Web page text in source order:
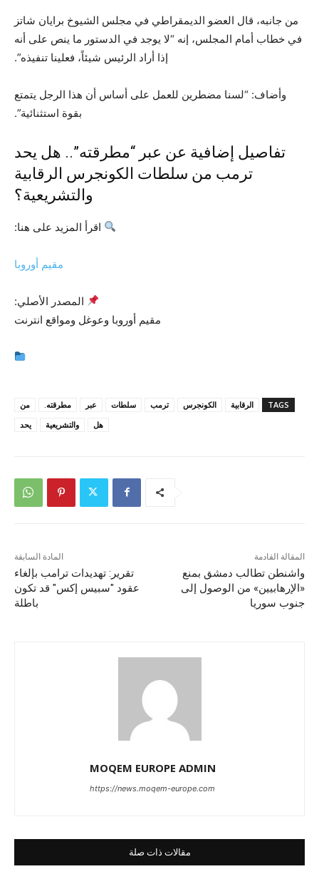
من جانبه، قال العضو الديمقراطي في مجلس الشيوخ برايان شاتز
في خطاب أمام المجلس، إنه “لا يوجد في الدستور ما ينص على أنه
إذا أراد الرئيس شيئاً، فعلينا تنفيذه”.
وأضاف: “لسنا مضطرين للعمل على أساس أن هذا الرجل يتمتع
بقوة استثنائية”.
تفاصيل إضافية عن عبر “مطرقته”.. هل يحد
ترمب من سلطات الكونجرس الرقابية
والتشريعية؟
اقرأ المزيد على هنا:
مقيم أوروبا
المصدر الأصلي:
مقيم أوروبا وعوغل ومواقع انترنت
TAGS الرقابية الكونجرس ترمب سلطات عبر مطرقته.
من
هل
والتشريعية يحد
المادة السابقة
تقرير: تهديدات ترامب بإلغاء
عقود "سبيس إكس" قد تكون
باطلة
المقالة القادمة
واشنطن تطالب دمشق بمنع
«الإرهابيين» من الوصول إلى
جنوب سوريا
MOQEM EUROPE ADMIN
https://news.moqem-europe.com
مقالات ذات صلة